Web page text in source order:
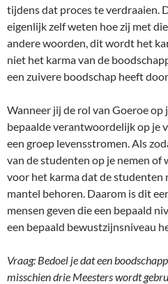
tijdens dat proces te verdraaien.
eigenlijk zelf weten hoe zij met
andere woorden, dit wordt het
niet het karma van de
een zuivere boodschap heeft
Wanneer jij de rol van Goeroe op
bepaalde verantwoordelijk op je
een groep levensstromen. Als
van de studenten op je nemen
voor het karma dat de studenten
mantel behoren. Daarom is dit
mensen geven die een bepaald
een bepaald bewustzijnsniveau
Vraag: Bedoel je dat een
misschien drie Meesters wordt